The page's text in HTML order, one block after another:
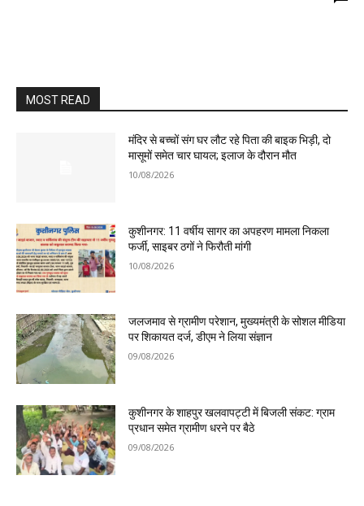
MOST READ
मंदिर से बच्चों संग घर लौट रहे पिता की बाइक भिड़ी, दो
मासूमों समेत चार घायल; इलाज के दौरान मौत
10/08/2026
कुशीनगर: 11 वर्षीय सागर का अपहरण मामला निकला
फर्जी, साइबर ठगों ने फिरौती मांगी
10/08/2026
जलजमाव से ग्रामीण परेशान, मुख्यमंत्री के सोशल मीडिया
पर शिकायत दर्ज, डीएम ने लिया संज्ञान
09/08/2026
कुशीनगर के शाहपुर खलवापट्टी में बिजली संकट: ग्राम
प्रधान समेत ग्रामीण धरने पर बैठे
09/08/2026